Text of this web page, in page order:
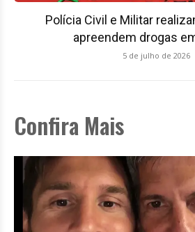
Polícia Civil e Militar
apreendem drogas
5 de julho de 2026
Confira Mais